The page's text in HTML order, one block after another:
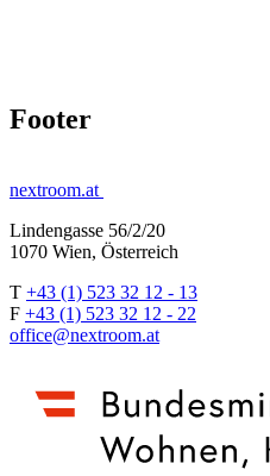
Footer
nextroom.at
Lindengasse 56/2/20
1070 Wien, Österreich
T +43 (1) 523 32 12 - 13
F +43 (1) 523 32 12 - 22
office@nextroom.at